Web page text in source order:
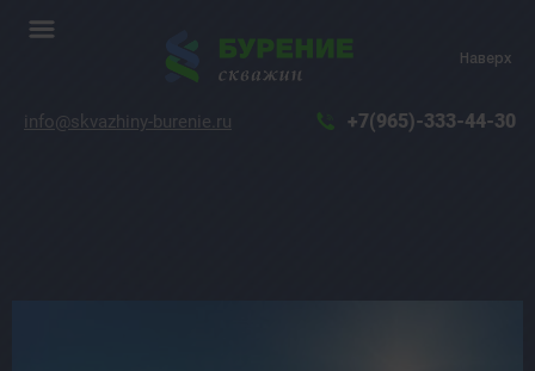
Наверх
info@skvazhiny-burenie.ru +7(965)-333-44-30